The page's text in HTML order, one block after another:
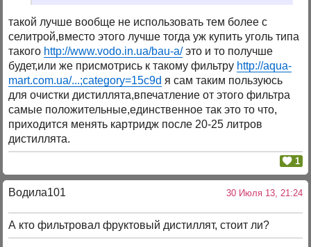
такой лучше вообще не использовать тем более с
селитрой,вместо этого лучше тогда уж купить уголь типа
такого http://www.vodo.in.ua/bau-a/это и то получше
будет,или же присмотрись к такому фильтру http://aqua-
mart.com.ua/...;category=15c9d я сам таким пользуюсь
для очистки дистиллята,впечатление от этого фильтра
самые положительные,единственное так это то что,
приходится менять картридж после 20-25 литров
дистиллята.
1
Водила101 30 Июля 13, 21:24
А кто фильтровал фруктовый дистиллят, стоит ли?